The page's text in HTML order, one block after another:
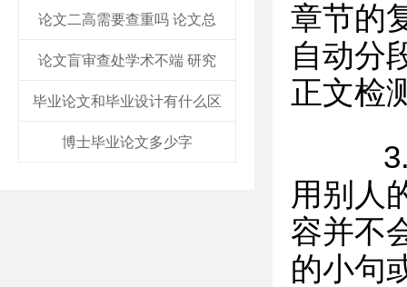
论文二高需要查重吗 论文总
论文盲审查处学术不端 研究
毕业论文和毕业设计有什么区
博士毕业论文多少字
章节的
自动分
正文检
3.
用别人
容并不
的小句